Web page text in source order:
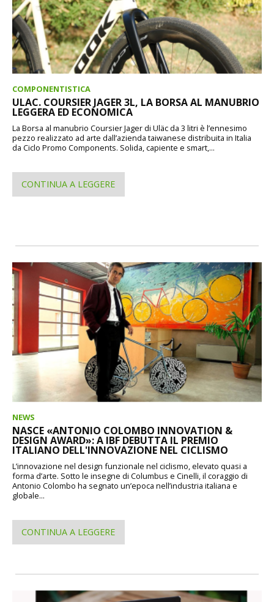
COMPONENTISTICA
ULAC. COURSIER JAGER 3L, LA BORSA AL MANUBRIO
LEGGERA ED ECONOMICA
La Borsa al manubrio Coursier Jager di Uläc da 3 litri è l’ennesimo
pezzo realizzato ad arte dall’azienda taiwanese distribuita in Italia
da Ciclo Promo Components. Solida, capiente e smart,...
CONTINUA A LEGGERE
NEWS
NASCE «ANTONIO COLOMBO INNOVATION &
DESIGN AWARD»: A IBF DEBUTTA IL PREMIO
ITALIANO DELL'INNOVAZIONE NEL CICLISMO
L’innovazione nel design funzionale nel ciclismo, elevato quasi a
forma d’arte. Sotto le insegne di Columbus e Cinelli, il coraggio di
Antonio Colombo ha segnato un’epoca nell’industria italiana e
globale...
CONTINUA A LEGGERE